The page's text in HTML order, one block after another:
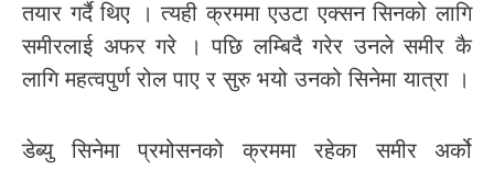
तयार गर्दै थिए । त्यही क्रममा एउटा एक्सन सिनको लागि
समीरलाई अफर गरे । पछि लम्बिदै गरेर उनले समीर कै
लागि महत्वपुर्ण रोल पाए र सुरु भयो उनको सिनेमा यात्रा ।
डेब्यु सिनेमा प्रमोसनको क्रममा रहेका समीर अर्को